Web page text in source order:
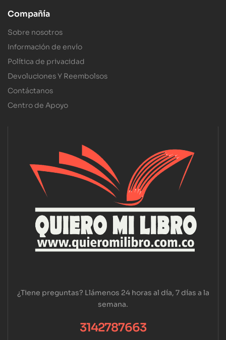
Compañía
Sobre nosotros
Información de envío
Política de privacidad
Devoluciones Y Reembolsos
Contáctanos
Centro de Apoyo
¿Tiene preguntas? Llámenos 24 horas al día, 7 días a la
semana.
3142787663